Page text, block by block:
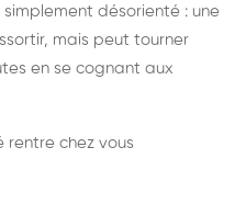
désorienté : une
mais peut tourner
en se cognant aux
rentre chez vous